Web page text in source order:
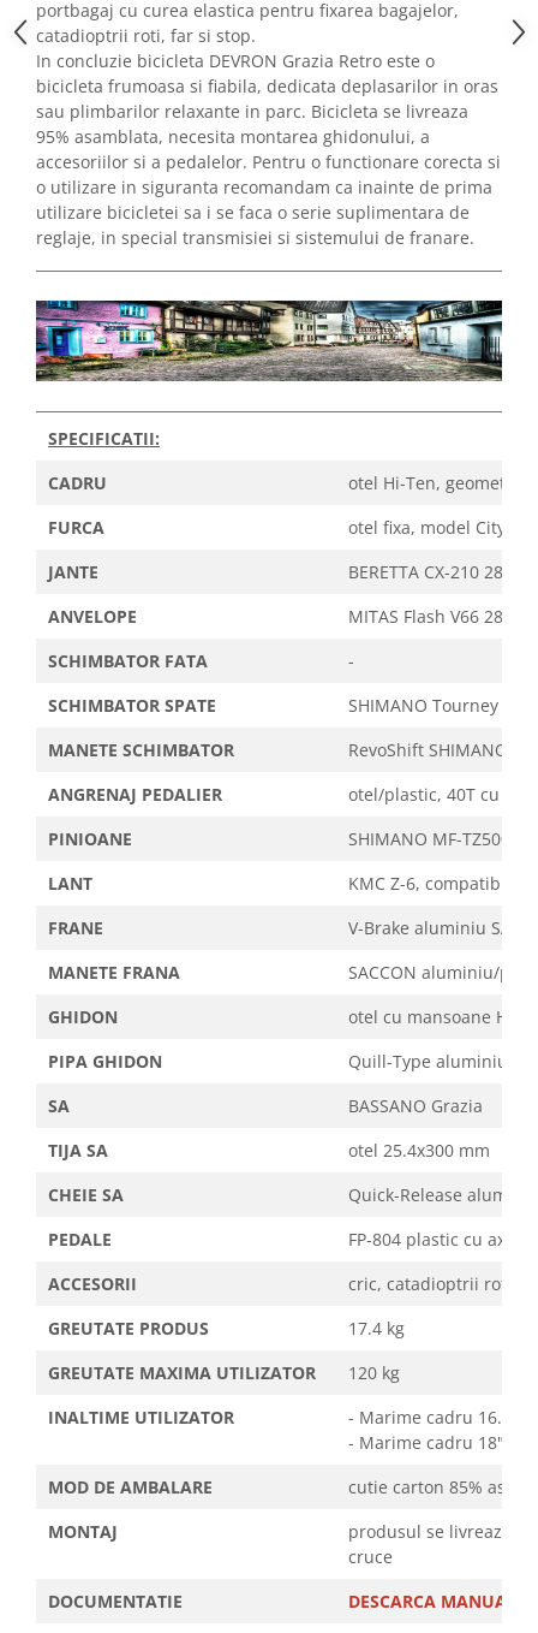
portbagaj cu curea elastica pentru fixarea bagajelor,
catadioptrii roti, far si stop.
In concluzie bicicleta DEVRON Grazia Retro este o
bicicleta frumoasa si fiabila, dedicata deplasarilor in oras
sau plimbarilor relaxante in parc. Bicicleta se livreaza
95% asamblata, necesita montarea ghidonului, a
accesoriilor si a pedalelor. Pentru o functionare corecta si
o utilizare in siguranta recomandam ca inainte de prima
utilizare bicicletei sa i se faca o serie suplimentara de
reglaje, in special transmisiei si sistemului de franare.
SPECIFICATII:
CADRU
otel Hi-Ten, geometrie
FURCA
otel fixa, model City,,
JANTE
BERETTA CX-210
ANVELOPE
MITAS Flash V66 28"
SCHIMBATOR FATA
-
SCHIMBATOR SPATE
SHIMANO Tourney TY-
MANETE SCHIMBATOR
RevoShift SHIMANO
ANGRENAJ PEDALIER
otel/plastic, 40T cu
PINIOANE
SHIMANO MF-TZ500
LANT
KMC Z-6, compatibil 6
FRANE
V-Brake aluminiu
MANETE FRANA
SACCON aluminiu/
GHIDON
otel cu mansoane
PIPA GHIDON
Quill-Type aluminiu,
SA
BASSANO Grazia
TIJA SA
otel 25.4x300 mm
CHEIE SA
Quick-Release aluminiu
PEDALE
FP-804 plastic cu ax
ACCESORII
cric, catadioptrii roti,
GREUTATE PRODUS
17.4 kg
GREUTATE MAXIMA UTILIZATOR
120 kg
INALTIME UTILIZATOR
- Marime cadru 16.5"/
- Marime cadru 18"/L/
MOD DE AMBALARE
cutie carton 85%
MONTAJ
produsul se livreaza
cruce
DOCUMENTATIE
DESCARCA